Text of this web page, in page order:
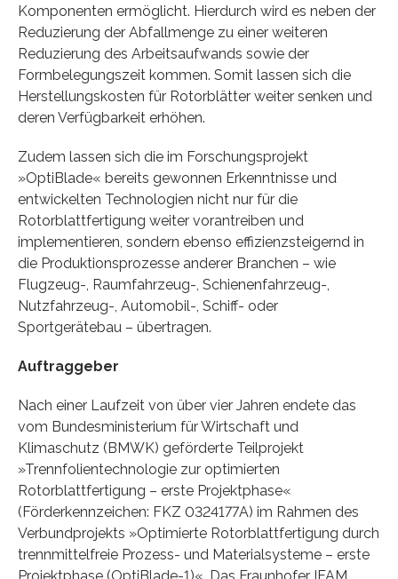
Komponenten ermöglicht. Hierdurch wird es neben der
Reduzierung der Abfallmenge zu einer weiteren
Reduzierung des Arbeitsaufwands sowie der
Formbelegungszeit kommen. Somit lassen sich die
Herstellungskosten für Rotorblätter weiter senken und
deren Verfügbarkeit erhöhen.
Zudem lassen sich die im Forschungsprojekt
»OptiBlade« bereits gewonnen Erkenntnisse und
entwickelten Technologien nicht nur für die
Rotorblattfertigung weiter vorantreiben und
implementieren, sondern ebenso effizienzsteigernd in
die Produktionsprozesse anderer Branchen – wie
Flugzeug-, Raumfahrzeug-, Schienenfahrzeug-,
Nutzfahrzeug-, Automobil-, Schiff- oder
Sportgerätebau – übertragen.
Auftraggeber
Nach einer Laufzeit von über vier Jahren endete das
vom Bundesministerium für Wirtschaft und
Klimaschutz (BMWK) geförderte Teilprojekt
»Trennfolientechnologie zur optimierten
Rotorblattfertigung – erste Projektphase«
(Förderkennzeichen: FKZ 0324177A) im Rahmen des
Verbundprojekts »Optimierte Rotorblattfertigung durch
trennmittelfreie Prozess- und Materialsysteme – erste